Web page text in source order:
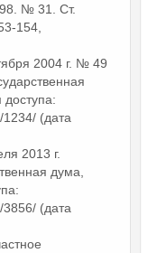
№ 31. Ст.
154,
2004 г. № 49
(дата
2013 г.
дума,
(дата